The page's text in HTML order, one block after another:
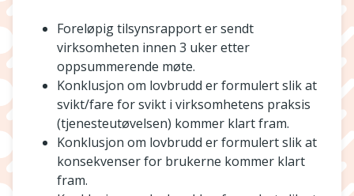
Foreløpig tilsynsrapport er sendt
virksomheten innen 3 uker etter
oppsummerende møte.
Konklusjon om lovbrudd er formulert slik at
svikt/fare for svikt i virksomhetens praksis
(tjenesteutøvelsen) kommer klart fram.
Konklusjon om lovbrudd er formulert slik at
konsekvenser for brukerne kommer klart
fram.